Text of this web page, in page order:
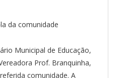
da comunidade
Municipal de Educação,
Prof. Branquinha,
comunidade. A